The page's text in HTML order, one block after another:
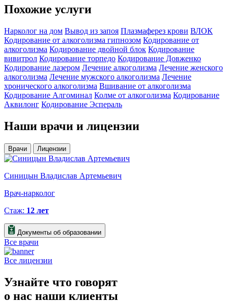
Похожие услуги
Нарколог на дом Вывод из запоя Плазмаферез крови ВЛОК
Кодирование от алкоголизма гипнозом Кодирование от
алкоголизма Кодирование двойной блок Кодирование
вивитрол Кодирование торпедо Кодирование Довженко
Кодирование лазером Лечение алкоголизма Лечение женского
алкоголизма Лечение мужского алкоголизма Лечение
хронического алкоголизма Вшивание от алкоголизма
Кодирование Алгоминал Колме от алкоголизма Кодирование
Аквилонг Кодирование Эспераль
Наши врачи и лицензии
Врачи Лицензии
Синицын Владислав Артемьевич
Врач-нарколог
Стаж: 12 лет
Документы об образовании
Все врачи
Все лицензии
Узнайте что говорят
о нас наши клиенты